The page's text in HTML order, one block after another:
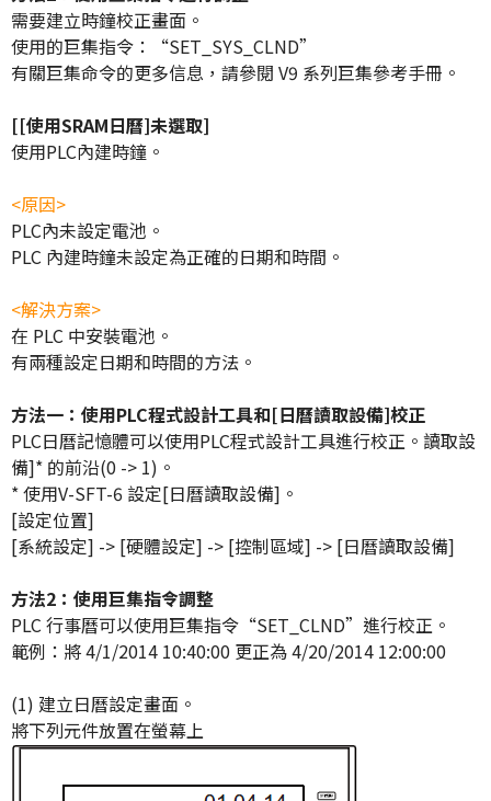
需要建立時鐘校正畫面。
使用的巨集指令：“SET_SYS_CLND”
有關巨集命令的更多信息，請參閱 V9 系列巨集參考手冊。
[[使用SRAM日曆]未選取]
使用PLC內建時鐘。
<原因>
PLC內未設定電池。
PLC 內建時鐘未設定為正確的日期和時間。
<解決方案>
在 PLC 中安裝電池。
有兩種設定日期和時間的方法。
方法一：使用PLC程式設計工具和[日曆讀取設備]校正
PLC日曆記憶體可以使用PLC程式設計工具進行校正。 讀取設
備]* 的前沿(0 -> 1)。
* 使用V-SFT-6 設定[日曆讀取設備]。
[設定位置]
[系統設定] -> [硬體設定] -> [控制區域] -> [日曆讀取設備]
方法2：使用巨集指令調整
PLC 行事曆可以使用巨集指令“SET_CLND”進行校正。
範例：將 4/1/2014 10:40:00 更正為 4/20/2014 12:00:00
(1) 建立日曆設定畫面。
將下列元件放置在螢幕上